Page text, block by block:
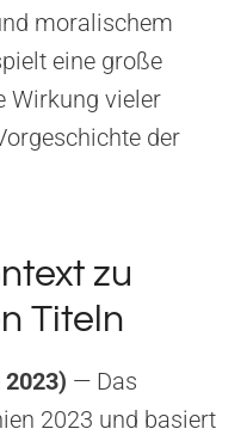
moralischem
eine große
Wirkung vieler
der
zu
Titeln
— Das
2023 und basiert